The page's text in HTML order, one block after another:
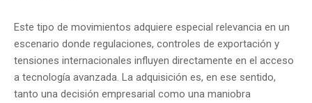
Este tipo de movimientos adquiere especial relevancia en un
escenario donde regulaciones, controles de exportación y
tensiones internacionales influyen directamente en el acceso
a tecnología avanzada. La adquisición es, en ese sentido,
tanto una decisión empresarial como una maniobra